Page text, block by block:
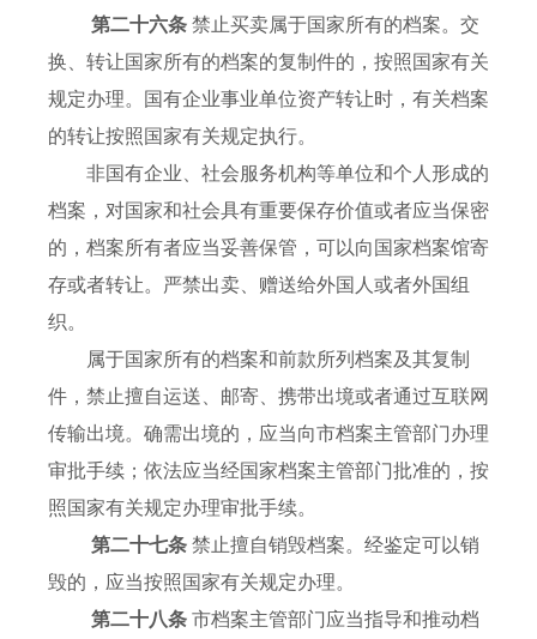
第二十六条 禁止买卖属于国家所有的档案。交
换、转让国家所有的档案的复制件的，按照国家有关
规定办理。国有企业事业单位资产转让时，有关档案
的转让按照国家有关规定执行。
非国有企业、社会服务机构等单位和个人形成的
档案，对国家和社会具有重要保存价值或者应当保密
的，档案所有者应当妥善保管，可以向国家档案馆寄
存或者转让。严禁出卖、赠送给外国人或者外国组
织。
属于国家所有的档案和前款所列档案及其复制
件，禁止擅自运送、邮寄、携带出境或者通过互联网
传输出境。确需出境的，应当向市档案主管部门办理
审批手续；依法应当经国家档案主管部门批准的，按
照国家有关规定办理审批手续。
第二十七条 禁止擅自销毁档案。经鉴定可以销
毁的，应当按照国家有关规定办理。
第二十八条 市档案主管部门应当指导和推动档